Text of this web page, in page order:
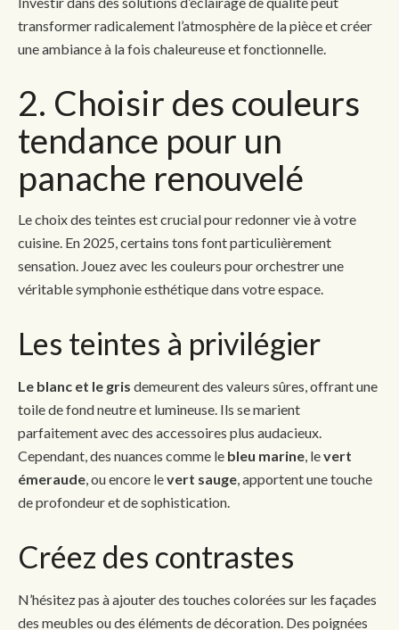
transformer radicalement l’atmosphère de la pièce et créer
une ambiance à la fois chaleureuse et fonctionnelle.
2. Choisir des couleurs
tendance pour un
panache renouvelé
Le choix des teintes est crucial pour redonner vie à votre
cuisine. En 2025, certains tons font particulièrement
sensation. Jouez avec les couleurs pour orchestrer une
véritable symphonie esthétique dans votre espace.
Les teintes à privilégier
Le blanc et le gris demeurent des valeurs sûres, offrant une
toile de fond neutre et lumineuse. Ils se marient
parfaitement avec des accessoires plus audacieux.
Cependant, des nuances comme le bleu marine, levert
émeraude, ou encore levert sauge, apportent une touche
de profondeur et de sophistication.
Créez des contrastes
N’hésitez pas à ajouter des touches colorées sur les façades
des meubles ou des éléments de décoration. Des poignées